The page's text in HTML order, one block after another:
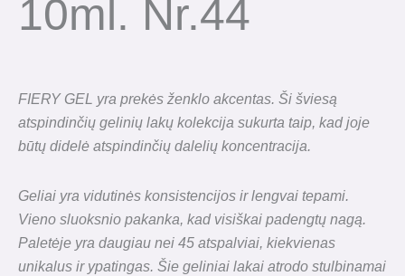
10ml. Nr.44
FIERY GEL yra prekės ženklo akcentas. Ši šviesą
atspindinčių gelinių lakų kolekcija sukurta taip, kad joje
būtų didelė atspindinčių dalelių koncentracija.
Geliai yra vidutinės konsistencijos ir lengvai tepami.
Vieno sluoksnio pakanka, kad visiškai padengtų nagą.
Paletėje yra daugiau nei 45 atspalviai, kiekvienas
unikalus ir ypatingas. Šie geliniai lakai atrodo stulbinamai